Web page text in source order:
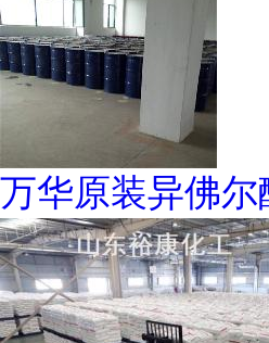
万华原装异佛尔